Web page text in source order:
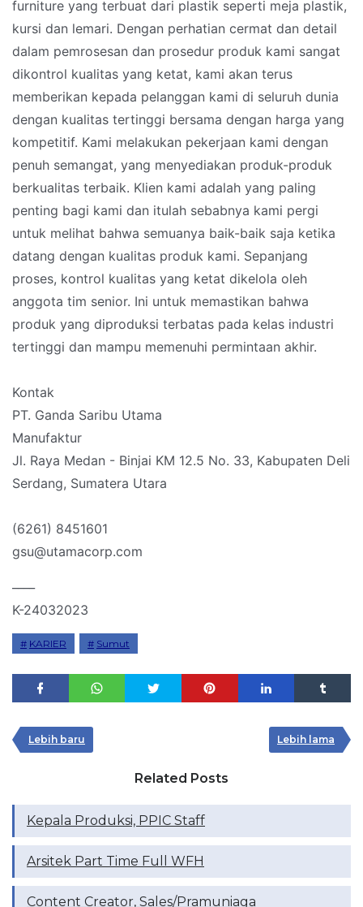
furniture yang terbuat dari plastik seperti meja plastik,
kursi dan lemari. Dengan perhatian cermat dan detail
dalam pemrosesan dan prosedur produk kami sangat
dikontrol kualitas yang ketat, kami akan terus
memberikan kepada pelanggan kami di seluruh dunia
dengan kualitas tertinggi bersama dengan harga yang
kompetitif. Kami melakukan pekerjaan kami dengan
penuh semangat, yang menyediakan produk-produk
berkualitas terbaik. Klien kami adalah yang paling
penting bagi kami dan itulah sebabnya kami pergi
untuk melihat bahwa semuanya baik-baik saja ketika
datang dengan kualitas produk kami. Sepanjang
proses, kontrol kualitas yang ketat dikelola oleh
anggota tim senior. Ini untuk memastikan bahwa
produk yang diproduksi terbatas pada kelas industri
tertinggi dan mampu memenuhi permintaan akhir.
Kontak
PT. Ganda Saribu Utama
Manufaktur
Jl. Raya Medan - Binjai KM 12.5 No. 33, Kabupaten Deli
Serdang, Sumatera Utara
(6261) 8451601
gsu@utamacorp.com
K-24032023
KARIER Sumut
Lebih baru Lebih lama
Related Posts
Kepala Produksi, PPIC Staff
Arsitek Part Time Full WFH
Content Creator, Sales/Pramuniaga